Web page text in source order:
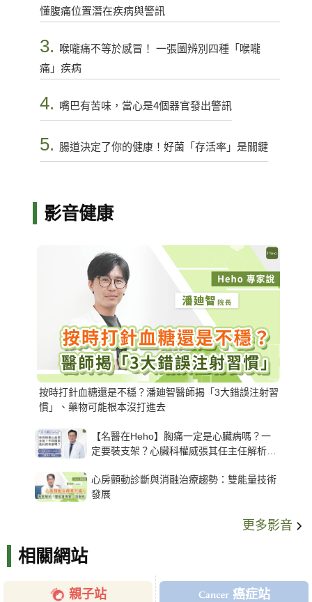
懂腹痛位置潛在疾病與警訊
3.
喉嚨痛不等於感冒！ 一張圖辨別四種「喉嚨
痛」疾病
4. 嘴巴有苦味，當心是4個器官發出警訊
5. 腸道決定了你的健康！好菌「存活率」是關鍵
影音健康
按時打針血糖還是不穩？潘廸智醫師揭「3大錯誤注射習
慣」、藥物可能根本沒打進去
【名醫在Heho】胸痛一定是心臟病嗎？一
定要裝支架？心臟科權威張其任主任解析支
心房顫動診斷與消融治療趨勢：雙能量技術
發展
更多影音
相關網站
親子站 癌症站